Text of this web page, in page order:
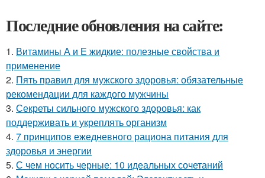
Последние обновления на сайте:
1. Витамины А и Е жидкие: полезные свойства и
применение
2. Пять правил для мужского здоровья: обязательные
рекомендации для каждого мужчины
3. Секреты сильного мужского здоровья: как
поддерживать и укреплять организм
4. 7 принципов ежедневного рациона питания для
здоровья и энергии
5. С чем носить черные: 10 идеальных сочетаний